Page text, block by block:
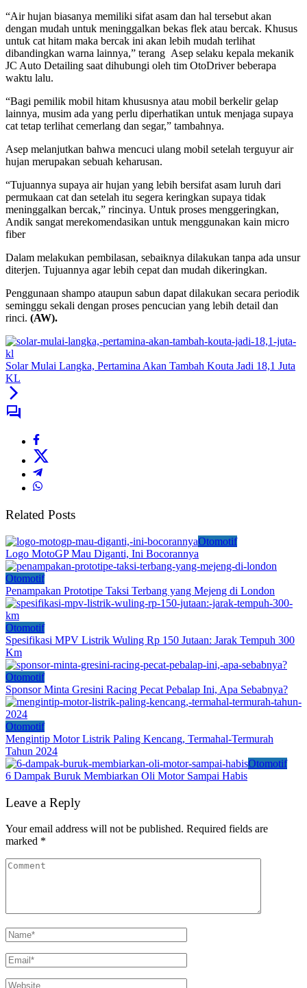
“Air hujan biasanya memiliki sifat asam dan hal tersebut akan
dengan mudah untuk meninggalkan bekas flek atau bercak. Khusus
untuk cat hitam maka bercak ini akan lebih mudah terlihat
dibandingkan warna lainnya,” terang Asep selaku kepala mekanik
JC Auto Detailing saat dihubungi oleh tim OtoDriver beberapa
waktu lalu.
“Bagi pemilik mobil hitam khususnya atau mobil berkelir gelap
lainnya, musim ada yang perlu diperhatikan untuk menjaga supaya
cat tetap terlihat cemerlang dan segar,” tambahnya.
Asep melanjutkan bahwa mencuci ulang mobil setelah terguyur air
hujan merupakan sebuah keharusan.
“Tujuannya supaya air hujan yang lebih bersifat asam luruh dari
permukaan cat dan setelah itu segera keringkan supaya tidak
meninggalkan bercak,” rincinya. Untuk proses menggeringkan,
Andik sangat merekomendasikan untuk menggunakan kain micro
fiber
Dalam melakukan pembilasan, sebaiknya dilakukan tanpa ada unsur
diterjen. Tujuannya agar lebih cepat dan mudah dikeringkan.
Penggunaan shampo ataupun sabun dapat dilakukan secara periodik
seminggu sekali dengan proses pencucian yang lebih detail dan
rinci. (AW).
Solar Mulai Langka, Pertamina Akan Tambah Kouta Jadi 18,1 Juta
KL
Related Posts
Otomotif
Logo MotoGP Mau Diganti, Ini Bocorannya
Otomotif
Penampakan Prototipe Taksi Terbang yang Mejeng di London
Otomotif
Spesifikasi MPV Listrik Wuling Rp 150 Jutaan: Jarak Tempuh 300
Km
Otomotif
Sponsor Minta Gresini Racing Pecat Pebalap Ini, Apa Sebabnya?
Otomotif
Mengintip Motor Listrik Paling Kencang, Termahal-Termurah
Tahun 2024
Otomotif
6 Dampak Buruk Membiarkan Oli Motor Sampai Habis
Leave a Reply
Your email address will not be published. Required fields are
marked *